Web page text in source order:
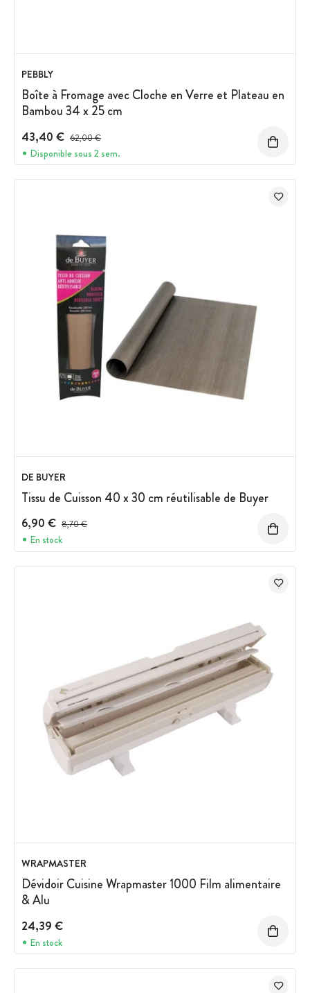
PEBBLY
Boîte à Fromage avec Cloche en Verre et Plateau en
Bambou 34 x 25 cm
43,40 € Prix avant réduction :
62,00 €
Disponible sous 2 sem.
DE BUYER
Tissu de Cuisson 40 x 30 cm réutilisable de Buyer
6,90 € Prix avant réduction :
8,70 €
En stock
WRAPMASTER
Dévidoir Cuisine Wrapmaster 1000 Film alimentaire
& Alu
24,39 €
En stock